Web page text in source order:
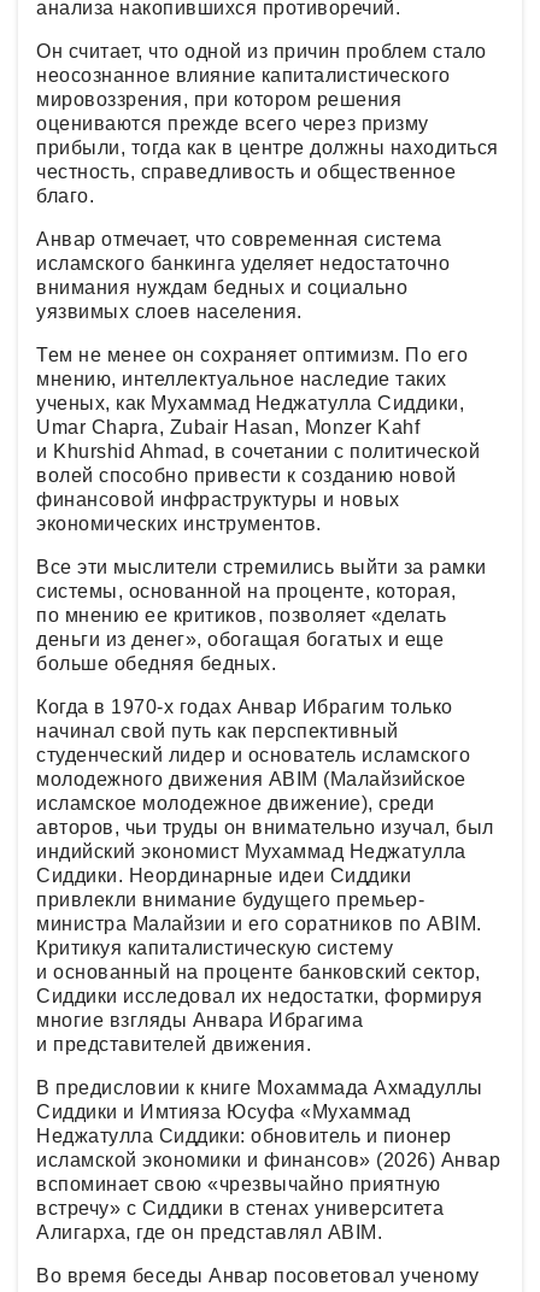
анализа накопившихся противоречий.
Он считает, что одной из причин проблем стало
неосознанное влияние капиталистического
мировоззрения, при котором решения
оцениваются прежде всего через призму
прибыли, тогда как в центре должны находиться
честность, справедливость и общественное
благо.
Анвар отмечает, что современная система
исламского банкинга уделяет недостаточно
внимания нуждам бедных и социально
уязвимых слоев населения.
Тем не менее он сохраняет оптимизм. По его
мнению, интеллектуальное наследие таких
ученых, как Мухаммад Неджатулла Сиддики,
Umar Chapra, Zubair Hasan, Monzer Kahf
и Khurshid Ahmad, в сочетании с политической
волей способно привести к созданию новой
финансовой инфраструктуры и новых
экономических инструментов.
Все эти мыслители стремились выйти за рамки
системы, основанной на проценте, которая,
по мнению ее критиков, позволяет «делать
деньги из денег», обогащая богатых и еще
больше обедняя бедных.
Когда в 1970-х годах Анвар Ибрагим только
начинал свой путь как перспективный
студенческий лидер и основатель исламского
молодежного движения ABIM (Малайзийское
исламское молодежное движение), среди
авторов, чьи труды он внимательно изучал, был
индийский экономист Мухаммад Неджатулла
Сиддики. Неординарные идеи Сиддики
привлекли внимание будущего премьер-
министра Малайзии и его соратников по ABIM.
Критикуя капиталистическую систему
и основанный на проценте банковский сектор,
Сиддики исследовал их недостатки, формируя
многие взгляды Анвара Ибрагима
и представителей движения.
В предисловии к книге Мохаммада Ахмадуллы
Сиддики и Имтияза Юсуфа «Мухаммад
Неджатулла Сиддики: обновитель и пионер
исламской экономики и финансов» (2026) Анвар
вспоминает свою «чрезвычайно приятную
встречу» с Сиддики в стенах университета
Алигарха, где он представлял ABIM.
Во время беседы Анвар посоветовал ученому